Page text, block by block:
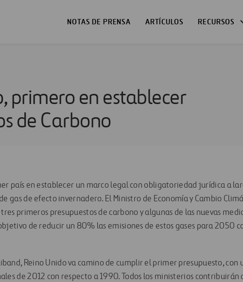
NOTAS DE PRENSA ARTÍCULOS RECURSOS
primero en establecer
de Carbono
país en establecer un marco legal con obligatoriedad jurídica a
gas de efecto invernadero. El Ministro de Economía y Cambio
primeros presupuestos de carbono y algunas de las nuevas
de reducir un 80% las emisiones de estos gases para 2050
Reino Unido va camino de cumplir el primer presupuesto, con
de 2012 con respecto a 1990. Todos los ministerios contribuirán